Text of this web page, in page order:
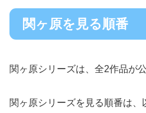
関ヶ原を見る順番
関ヶ原シリーズは、全2作品が
関ヶ原シリーズを見る順番は